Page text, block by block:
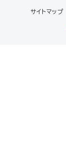
サイトマップ